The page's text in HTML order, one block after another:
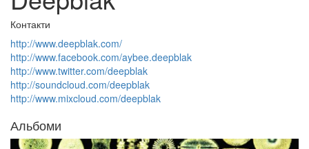
Контакти
http://www.deepblak.com/
http://www.facebook.com/aybee.deepblak
http://www.twitter.com/deepblak
http://soundcloud.com/deepblak
http://www.mixcloud.com/deepblak
Альбоми